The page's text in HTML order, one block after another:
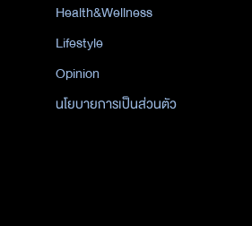
Health&Wellness
Lifestyle
Opinion
นโยบายการเป็นส่วนตัว